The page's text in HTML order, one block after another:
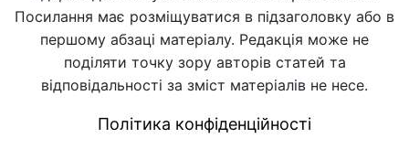
Посилання має розміщуватися в підзаголовку або в
першому абзаці матеріалу. Редакція може не
поділяти точку зору авторів статей та
відповідальності за зміст матеріалів не несе.
Політика конфіденційності